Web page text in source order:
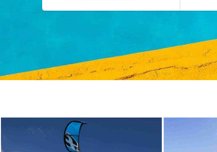
Kitsurf & Windsurf